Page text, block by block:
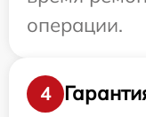
операции.
4